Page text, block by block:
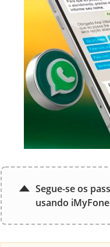
Segue-se os
usando